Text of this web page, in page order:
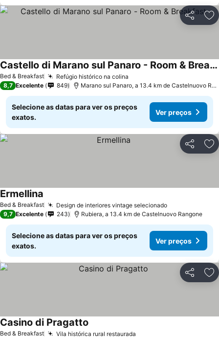
Partilhar
Bed & Breakfast Refúgio histórico na colina
Castello di Marano sul Panaro - Room & Breakfast
Ver preços
8,7 Excelente 849 Marano sul Panaro, a 13.4 km de Castelnuovo
Selecione as datas para ver os preços
exatos.
Ver preços
Partilhar
Bed & Breakfast Design de interiores vintage selecionadoVer preços
Ermellina
9,7 Excelente 243 Rubiera, a 13.4 km de Castelnuovo Rangone
Selecione as datas para ver os preços
exatos.
Ver preços
Partilhar
Bed & Breakfast Vila histórica rural restaurada
Casino di Pragatto